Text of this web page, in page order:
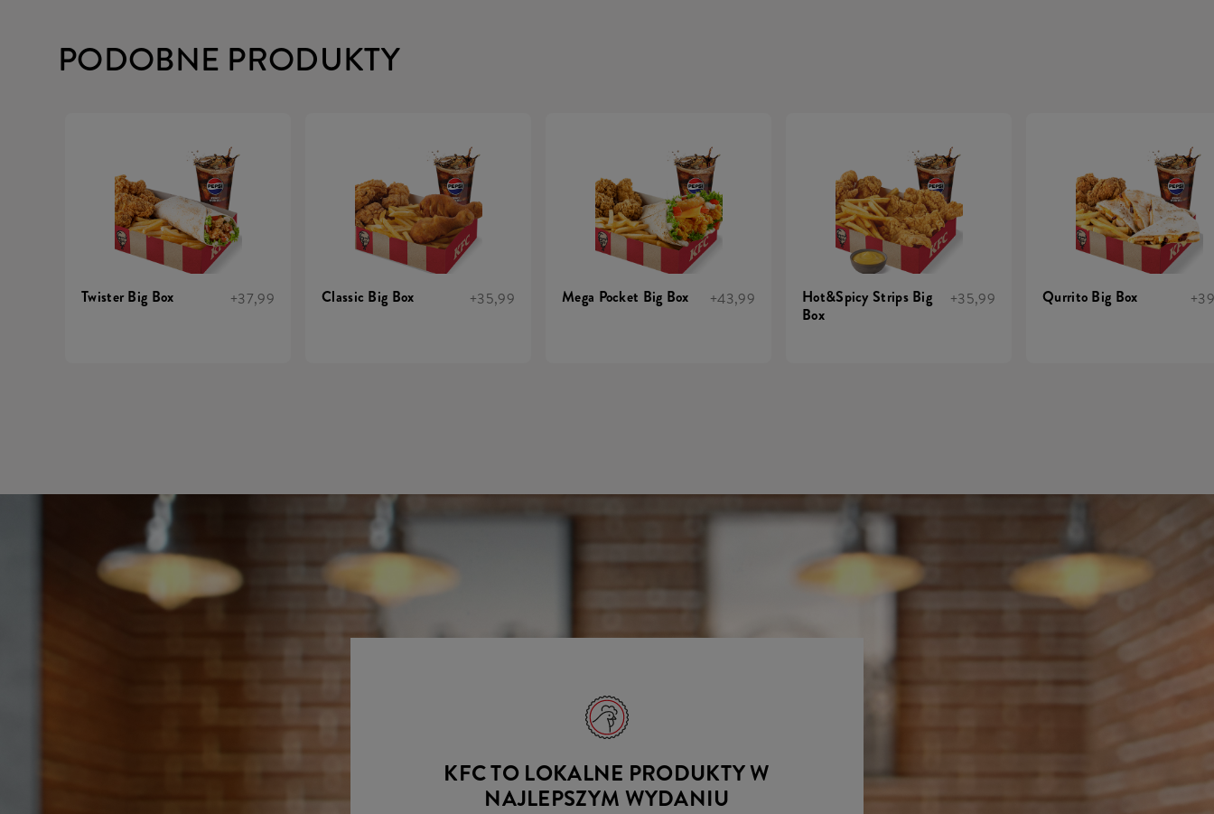
PODOBNE PRODUKTY
Twister Big Box +37,99 Classic Big Box +35,99 Mega Pocket Big Box +43,99
Hot&Spicy Strips Big
Box
+35,99 Qurrito Big Box
KFC TO LOKALNE PRODUKTY W
NAJLEPSZYM WYDANIU